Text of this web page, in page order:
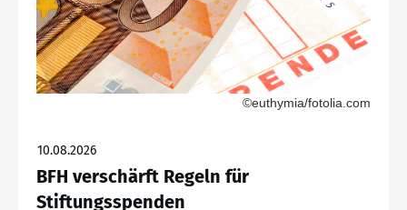
©euthymia/fotolia.com
10.08.2026
BFH verschärft Regeln für
Stiftungsspenden